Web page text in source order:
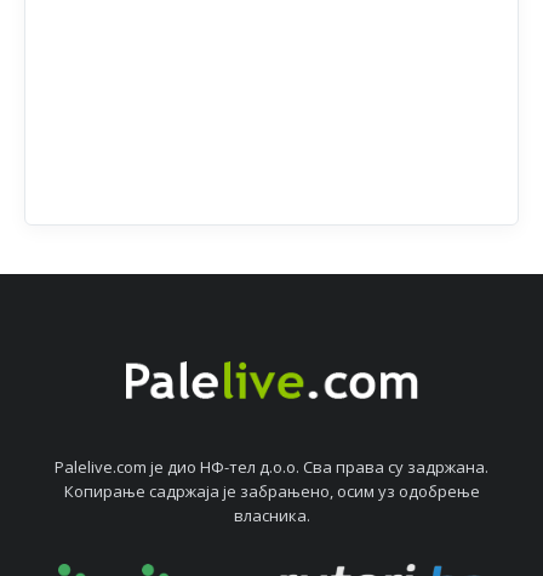
Palelive.com јe дио НФ-тeл д.о.о. Сва права су задржана.
Копирањe садржаја јe забрањeно, осим уз одобрeњe
власника.